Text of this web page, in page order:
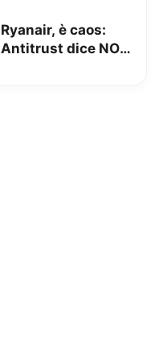
Ryanair, è caos:
Antitrust dice NO